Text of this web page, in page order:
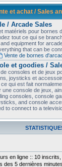
et achat / Sales
/ Arcade Sales
matériels pour bornes
tout ce qui se
equipment for
that can be
Vente de bornes
et goodies /
consoles et de jeux
joysticks et
qui est fait
console de jeux,
consoles, console
and console
to connect to a
en ligne :: 10
des 5 dernières